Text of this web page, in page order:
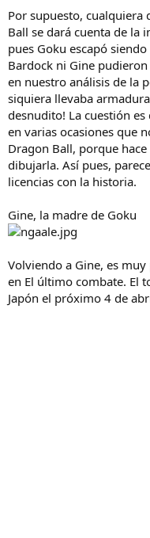
Por supuesto, cualquiera
Ball se dará cuenta de la
pues Goku escapó
Bardock ni Gine
en nuestro análisis de la
siquiera llevaba
desnudito! La cuestión
en varias ocasiones que
Dragon Ball, porque
dibujarla. Así pues,
licencias con la historia.
Gine, la madre de Goku
Volviendo a Gine, es
en El último combate. El
Japón el próximo 4 de